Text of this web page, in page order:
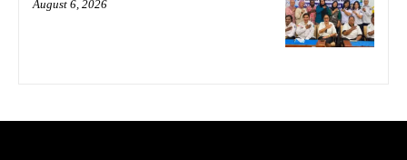
August 6, 2026